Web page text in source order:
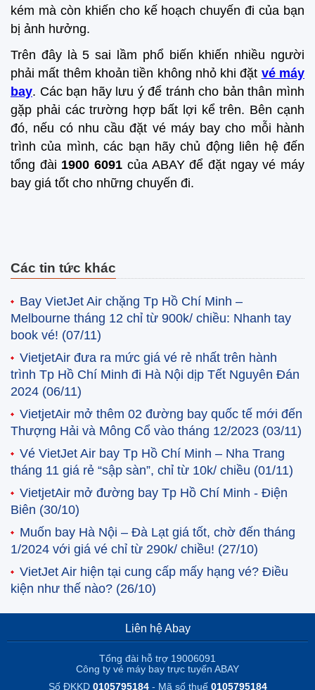
kém mà còn khiến cho kế hoạch chuyến đi của bạn
bị ảnh hưởng.
Trên đây là 5 sai lầm phổ biến khiến nhiều người
phải mất thêm khoản tiền không nhỏ khi đặt vé máy
bay. Các bạn hãy lưu ý để tránh cho bản thân mình
gặp phải các trường hợp bất lợi kể trên. Bên cạnh
đó, nếu có nhu cầu đặt vé máy bay cho mỗi hành
trình của mình, các bạn hãy chủ động liên hệ đến
tổng đài 1900 6091 của ABAY để đặt ngay vé máy
bay giá tốt cho những chuyến đi.
Các tin tức khác
Bay VietJet Air chặng Tp Hồ Chí Minh –
Melbourne tháng 12 chỉ từ 900k/ chiều: Nhanh tay
book vé! (07/11)
VietjetAir đưa ra mức giá vé rẻ nhất trên hành
trình Tp Hồ Chí Minh đi Hà Nội dịp Tết Nguyên Đán
2024 (06/11)
VietjetAir mở thêm 02 đường bay quốc tế mới đến
Thượng Hải và Mông Cổ vào tháng 12/2023 (03/11)
Vé VietJet Air bay Tp Hồ Chí Minh – Nha Trang
tháng 11 giá rẻ “sập sàn”, chỉ từ 10k/ chiều (01/11)
VietjetAir mở đường bay Tp Hồ Chí Minh - Điện
Biên (30/10)
Muốn bay Hà Nội – Đà Lạt giá tốt, chờ đến tháng
1/2024 với giá vé chỉ từ 290k/ chiều! (27/10)
VietJet Air hiện tại cung cấp mấy hạng vé? Điều
kiện như thế nào? (26/10)
Liên hệ Abay
Tổng đài hỗ trợ 19006091
Công ty vé máy bay trực tuyến ABAY
Số ĐKKD 0105795184- Mã số thuế 0105795184